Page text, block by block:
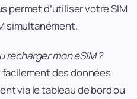
permet d’utiliser votre SIM
simultanément.
mon eSIM ?
des données
via le tableau de bord ou